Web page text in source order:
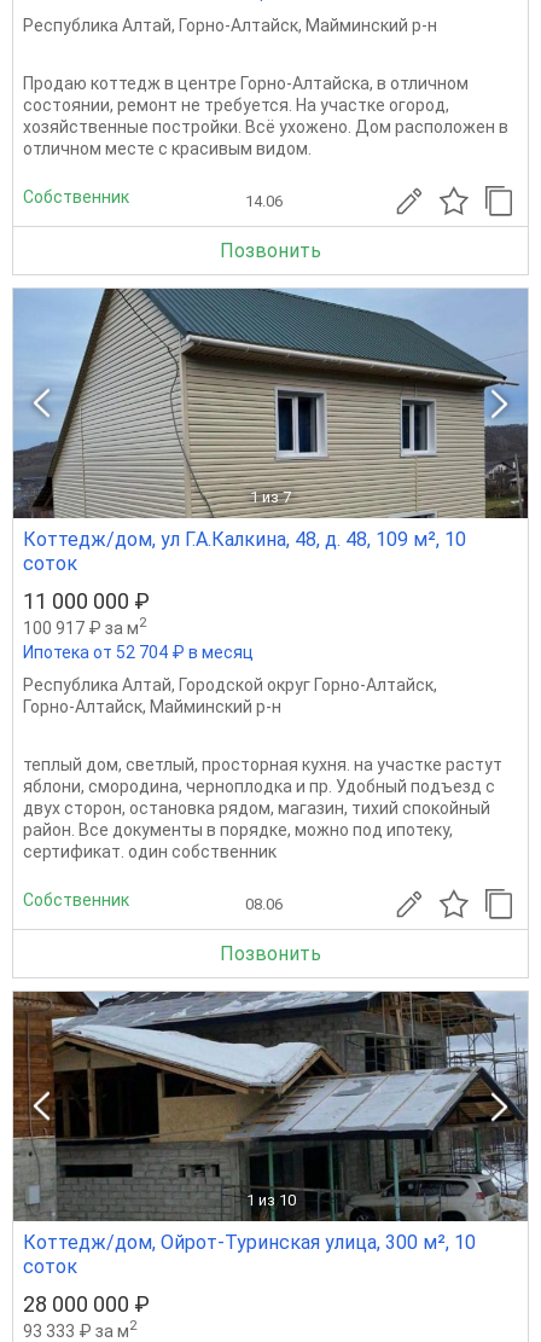
Республика Алтай, Горно-Алтайск, Майминский р-н
Продаю коттедж в центре Горно-Алтайска, в отличном
состоянии, ремонт не требуется. На участке огород,
хозяйственные постройки. Всё ухожено. Дом расположен в
отличном месте с красивым видом.
Собственник 14.06
Позвонить
1 из 7
Коттедж/дом, ул Г.А.Калкина, 48, д. 48, 109 м², 10
соток
11 000 000 ₽
100 917 ₽ за м2
Ипотека от 52 704 ₽ в месяц
Республика Алтай, Городской округ Горно-Алтайск,
Горно-Алтайск, Майминский р-н
теплый дом, светлый, просторная кухня. на участке растут
яблони, смородина, черноплодка и пр. Удобный подъезд с
двух сторон, остановка рядом, магазин, тихий спокойный
район. Все документы в порядке, можно под ипотеку,
сертификат. один собственник
Собственник 08.06
Позвонить
1 из 10
Коттедж/дом, Ойрот-Туринская улица, 300 м², 10
соток
28 000 000 ₽
93 333 ₽ за м2